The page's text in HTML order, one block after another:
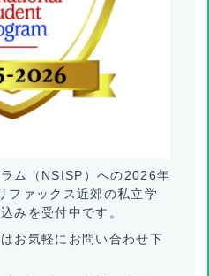
ム（NSISP）への2026年
ファックス近郊の私立学
みを受付中です。
お気軽にお問い合わせ下